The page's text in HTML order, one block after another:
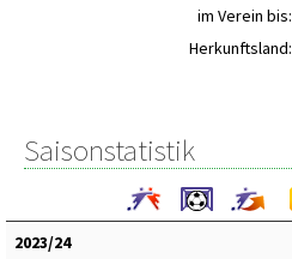
im Verein bis:
Herkunftsland:
Saisonstatistik
2023/24